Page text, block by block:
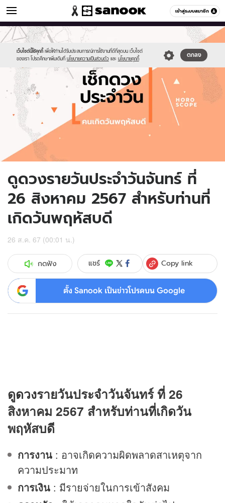
เข้าสู่ระบบสมาชิก
ดูดวง หมวดอื่นๆ
เว็บไซต์นี้ใช้คุกกี้ เพื่อให้ท่านได้รับประสบการณ์การใช้งานที่ดีที่สุดบน เว็บไซต์
ของเรา โปรดศึกษาเพิ่มเติมที่ นโยบายความเป็นส่วนตัว และ นโยบายคุกกี้
ตกลง
Sanook
//s.isanook.com/sr/0/images/logo-
new-
sanook.png
600
60
//s.isanook.com/ho/0/ud/fxd/day/daily-
horoscope-
thursday.jpg
ดูดวงรายวันประจำวันจันทร์ ที่
26 สิงหาคม 2567 สำหรับท่านที่
เกิดวันพฤหัสบดี
26 ส.ค. 67 (00:01 น.)
กดฟัง แชร์ Copy link
ตั้ง Sanook เป็นข่าวโปรดบน Google
ดูดวงรายวันประจำวันจันทร์ ที่ 26
สิงหาคม 2567 สำหรับท่านที่เกิดวัน
พฤหัสบดี
การงาน : อาจเกิดความผิดพลาดสาเหตุจาก
ความประมาท
การเงิน : มีรายจ่ายในการเข้าสังคม